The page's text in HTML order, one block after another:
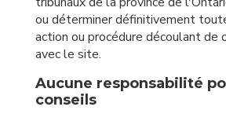
ou déterminer définitivement
action ou procédure découlant de
avec le site.
Aucune responsabilité
conseils